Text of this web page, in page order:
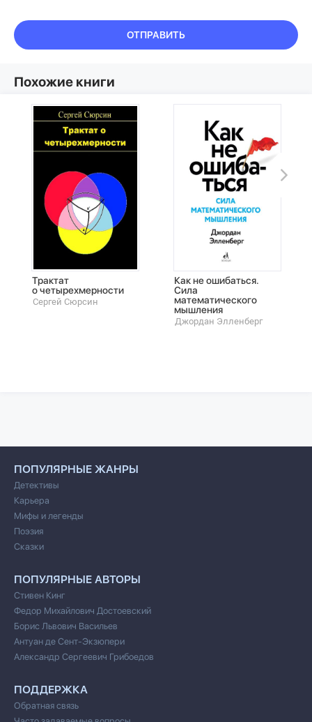
ОТПРАВИТЬ
Похожие книги
Трактат
о четырехмерности
Сергей Сюрсин
Как не ошибаться.
Сила
математического
мышления
Джордан Элленберг
ПОПУЛЯРНЫЕ ЖАНРЫ
Детективы
Карьера
Мифы и легенды
Поэзия
Сказки
ПОПУЛЯРНЫЕ АВТОРЫ
Стивен Кинг
Федор Михайлович Достоевский
Борис Львович Васильев
Антуан де Сент-Экзюпери
Александр Сергеевич Грибоедов
ПОДДЕРЖКА
Обратная связь